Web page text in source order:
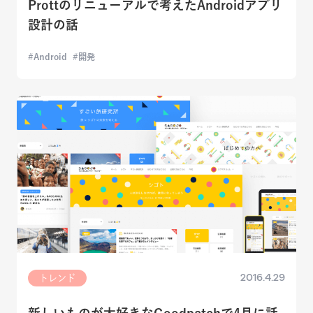
Prottのリニューアルで考えたAndroidアプリ
設計の話
Android 開発
トレンド 2016.4.29